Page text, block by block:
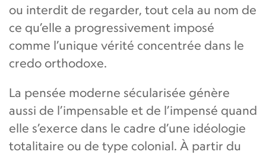
ou interdit de regarder, tout cela au nom de
ce qu’elle a progressivement imposé
comme l’unique vérité concentrée dans le
credo orthodoxe.
La pensée moderne sécularisée génère
aussi de l’impensable et de l’impensé quand
elle s’exerce dans le cadre d’une idéologie
totalitaire ou de type colonial. À partir du